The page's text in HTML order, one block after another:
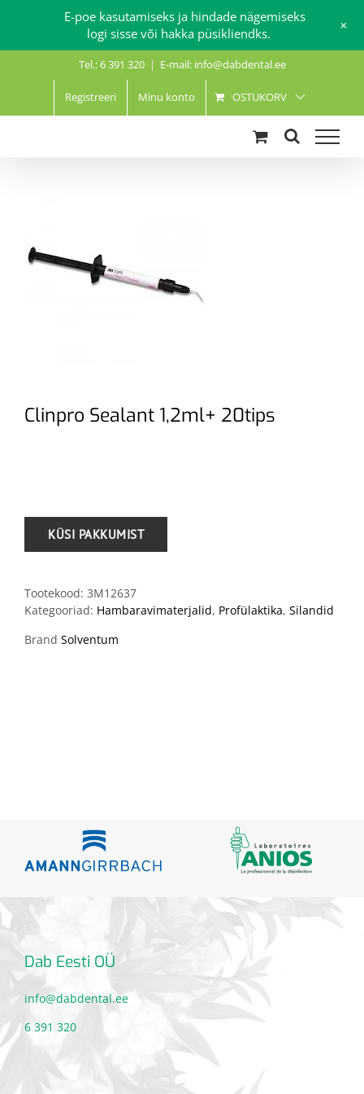
Tel.: 6 391 320 | E-mail: info@dabdental.ee
Registreeri Minu konto OSTUKORV
Clinpro Sealant 1,2ml+ 20tips
Tootekood: 3M12637
Kategooriad: Hambaravimaterjalid, Profülaktika, Silandid
Brand Solventum
Dab Eesti OÜ
info@dabdental.ee
6 391 320
E-poe kasutamiseks ja hindade nägemiseks
logi sisse või hakka püsikliendks.
+